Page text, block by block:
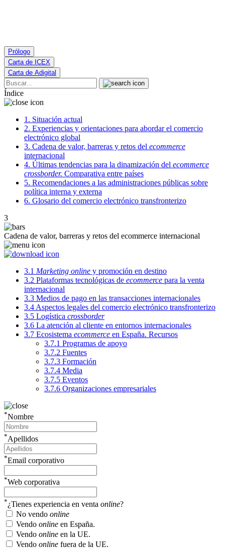
Prólogo
Carta de ICEX
Carta de Adigital
Skip
to
content
Search
Índice
1. Situación actual
2. Experiencias y orientaciones para abordar el comercio
electrónico global
3. Cadena de valor, barreras y retos del ecommerce
internacional
4. Últimas tendencias para la dinamización del ecommerce
crossborder. Comparativa entre países
5. Recomendaciones a las administraciones públicas sobre
política interna y externa
6. Glosario del comercio electrónico transfronterizo
3
Cadena de valor, barreras y retos del ecommerce internacional
3.1 Marketing online y promoción en destino
3.2 Plataformas tecnológicas de ecommerce para la venta
internacional
3.3 Medios de pago en las transacciones internacionales
3.4 Aspectos legales del comercio electrónico transfronterizo
3.5 Logística crossborder
3.6 La atención al cliente en entornos internacionales
3.7 Ecosistema ecommerce en España. Recursos
3.7.1 Programas de apoyo
3.7.2 Fuentes
3.7.3 Formación
3.7.4 Media
3.7.5 Eventos
3.7.6 Organizaciones empresariales
*Nombre
*Apellidos
*Email corporativo
*Web corporativa
*¿Tienes experiencia en venta online?
No vendo online
Vendo online en España.
Vendo online en la UE.
Vendo online fuera de la UE.